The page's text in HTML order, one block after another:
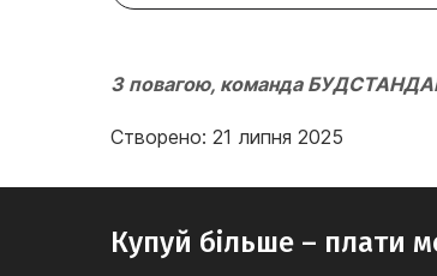
З повагою, команда
Створено: 21 липня 2025
Купуй більше – плати